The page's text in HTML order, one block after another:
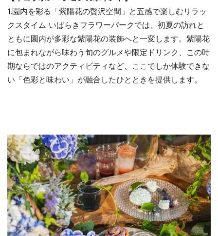
1.園内を彩る「紫陽花の贅沢空間」と五感で楽しむリラッ
クスタイム いばらきフラワーパークでは、初夏の訪れと
ともに園内が多彩な紫陽花の装飾へと一変します。紫陽花
に包まれながら味わう旬のグルメや限定ドリンク、この時
期ならではのアクティビティなど、ここでしか体験できな
い「色彩と味わい」が融合したひとときを提供します。